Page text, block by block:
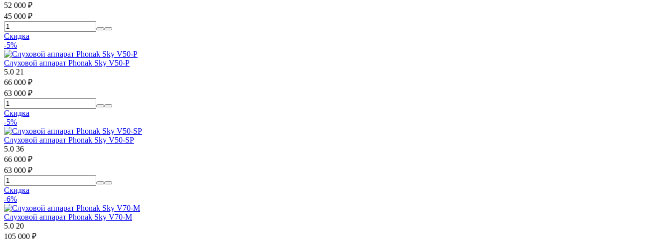
52 000 ₽
45 000 ₽
Скидка
-5%
Слуховой аппарат Phonak Sky V50-P
5.0 21
66 000 ₽
63 000 ₽
Скидка
-5%
Слуховой аппарат Phonak Sky V50-SP
5.0 36
66 000 ₽
63 000 ₽
Скидка
-6%
Слуховой аппарат Phonak Sky V70-M
5.0 20
105 000 ₽